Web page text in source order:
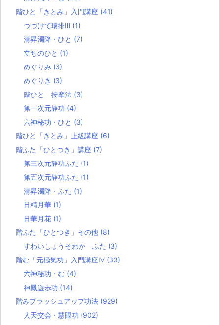
階ひと「きとみ」入門講座 (41)
つづけて環排Ⅲ (1)
清昇濁降・ひと (7)
立ちのひと (1)
めぐりみ (3)
めぐりき (3)
階ひと 按摩法 (3)
第一次元静功 (4)
六神秘功・ひと (3)
階ひと「きとみ」上級講座 (6)
階ふた「ひとつき」講座 (7)
第三次元静功ふた (1)
第五次元静功ふた (1)
清昇濁降・ふた (1)
日精月華 (1)
日華月花 (1)
階ふた「ひとつき」その他 (8)
すわいしょうそわか ふた (3)
階む「元極気功」入門講座Ⅳ (33)
六神秘功・む (4)
神鳳遊歩功 (14)
階みブラッシュアップ功法 (929)
人天交会・慧眼功 (902)